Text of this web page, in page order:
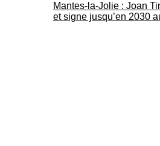
Mantes-la-Jolie : Joan
et signe jusqu’en 2030